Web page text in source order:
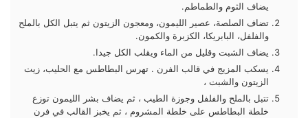
يضاف الثوم والطماطم.
تضاف الصلصة، عصير الليمون، ومعجون الزيتون ثم يتبل الكل بالملح
والفلفل، البابريكا، الكزبرة والكمون.
يضاف الشبت وقليل من الماء ويقلب الكل جيدا.
يسكب المزيج في قالب الفرن . تهرس البطاطس مع الحليب، زيت
الزيتون والشبت ،
تتبل بالملح والفلفل وجوزة الطيب ، ثم يضاف بشر الليمون توزع
خلطة البطاطس على خلطة المشروم ، ثم يخبز القالب في فرن